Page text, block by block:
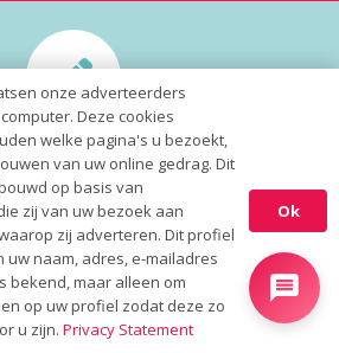
onze adverteerders
Deze cookies
welke pagina's u bezoekt,
van uw online gedrag. Dit
op basis van
zij van uw bezoek aan
zij adverteren. Dit profiel
naam, adres, e-mailadres
bekend, maar alleen om
op uw profiel zodat deze zo
u zijn. Privacy Statement
Ok